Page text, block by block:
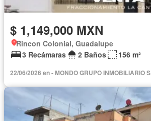
$ 1,149,000 MXN
Rincon Colonial, Guadalupe
3 Recámaras
2 Baños 156 m²
22/06/2026 en - MONDO GRUPO INMOBILIARIO